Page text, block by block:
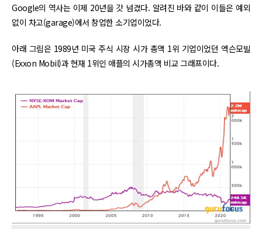
Google의 역사는 이제 20년을 갓 넘겼다. 알려진 바와 같이 이들은 예외
없이 차고(garage)에서 창업한 소기업이었다.
아래 그림은 1989년 미국 주식 시장 시가 총액 1위 기업이었던 엑슨모빌
(Exxon Mobil)과 현재 1위인 애플의 시가총액 비교 그래프이다.